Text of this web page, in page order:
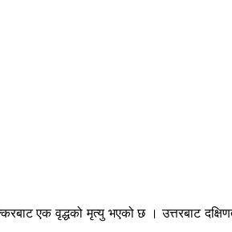
एक वृद्धको मृत्यु भएको छ । उत्तरबाट